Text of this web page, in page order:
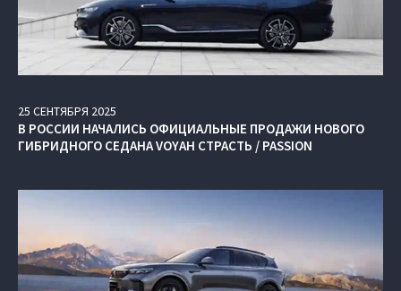
25 СЕНТЯБРЯ 2025
В РОССИИ НАЧАЛИСЬ ОФИЦИАЛЬНЫЕ ПРОДАЖИ НОВОГО
ГИБРИДНОГО СЕДАНА VOYAH СТРАСТЬ / PASSION